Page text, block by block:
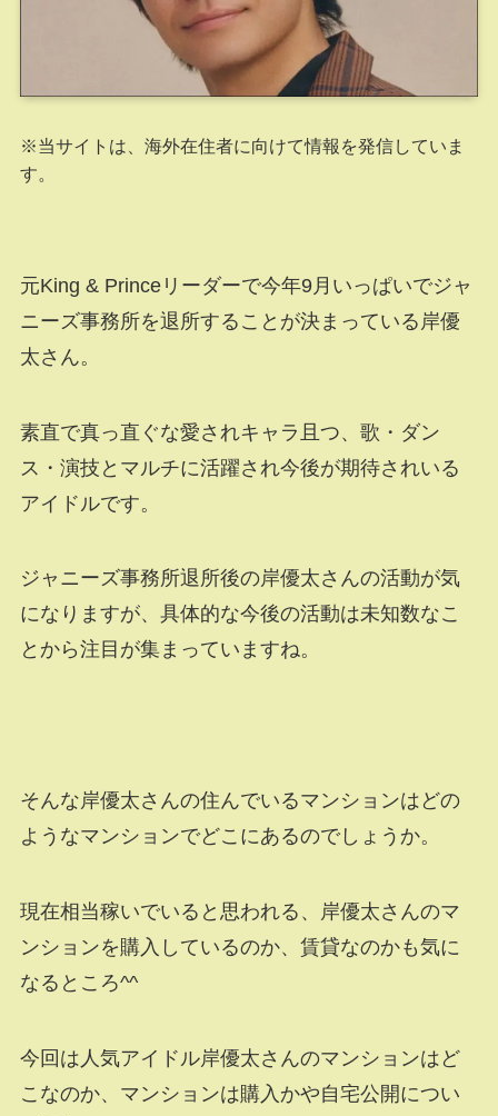
※当サイトは、海外在住者に向けて情報を発信していま
す。
元King & Princeリーダーで今年9月いっぱいでジャ
ニーズ事務所を退所することが決まっている岸優
太さん。
素直で真っ直ぐな愛されキャラ且つ、歌・ダン
ス・演技とマルチに活躍され今後が期待されいる
アイドルです。
ジャニーズ事務所退所後の岸優太さんの活動が気
になりますが、具体的な今後の活動は未知数なこ
とから注目が集まっていますね。
そんな岸優太さんの住んでいるマンションはどの
ようなマンションでどこにあるのでしょうか。
現在相当稼いでいると思われる、岸優太さんのマ
ンションを購入しているのか、賃貸なのかも気に
なるところ^^
今回は人気アイドル岸優太さんのマンションはど
こなのか、マンションは購入かや自宅公開につい